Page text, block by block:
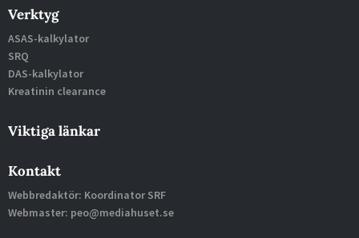
Verktyg
ASAS-kalkylator
SRQ
DAS-kalkylator
Kreatinin clearance
Viktiga länkar
Kontakt
Webbredaktör: Koordinator SRF
Webmaster: peo@mediahuset.se